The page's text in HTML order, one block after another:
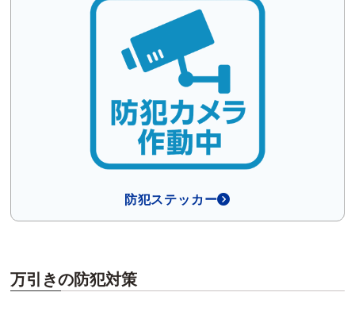
防犯ステッカー
万引きの防犯対策